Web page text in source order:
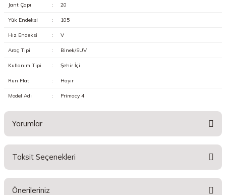
Jant Çapı : 20
Yük Endeksi : 105
Hız Endeksi : V
Araç Tipi : Binek/SUV
Kullanım Tipi : Şehir İçi
Run Flat : Hayır
Model Adı : Primacy 4
Yorumlar
Taksit Seçenekleri
Önerileriniz